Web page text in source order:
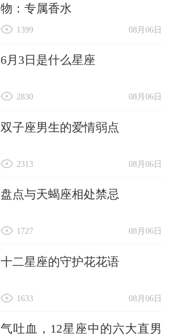
物：专属香水
08月06日
1399
6月3日是什么星座
08月06日
2830
双子座男生的爱情弱点
08月06日
2313
盘点与天蝎座相处禁忌
08月06日
1727
十二星座的守护花花语
08月06日
1633
气吐血，12星座中的六大直男